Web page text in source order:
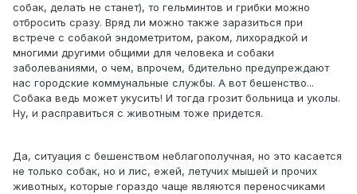
собак, делать не станет), то гельминтов и грибки можно
отбросить сразу. Вряд ли можно также заразиться при
встрече с собакой эндометритом, раком, лихорадкой и
многими другими общими для человека и собаки
заболеваниями, о чем, впрочем, бдительно предупреждают
нас городские коммунальные службы. А вот бешенство...
Собака ведь может укусить! И тогда грозит больница и уколы.
Ну, и расправиться с животным тоже придется.
Да, ситуация с бешенством неблагополучная, но это касается
не только собак, но и лис, ежей, летучих мышей и прочих
животных, которые гораздо чаще являются переносчиками